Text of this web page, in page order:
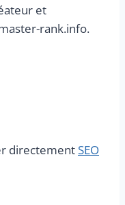
et
rank.info.
directementSEO